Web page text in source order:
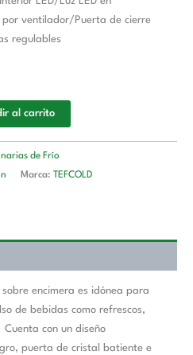
ventilador/Puerta de cierre
regulables
al carrito
de Frío
Marca: TEFCOLD
encimera es idónea para
de bebidas como refrescos,
con un diseño
puerta de cristal batiente e